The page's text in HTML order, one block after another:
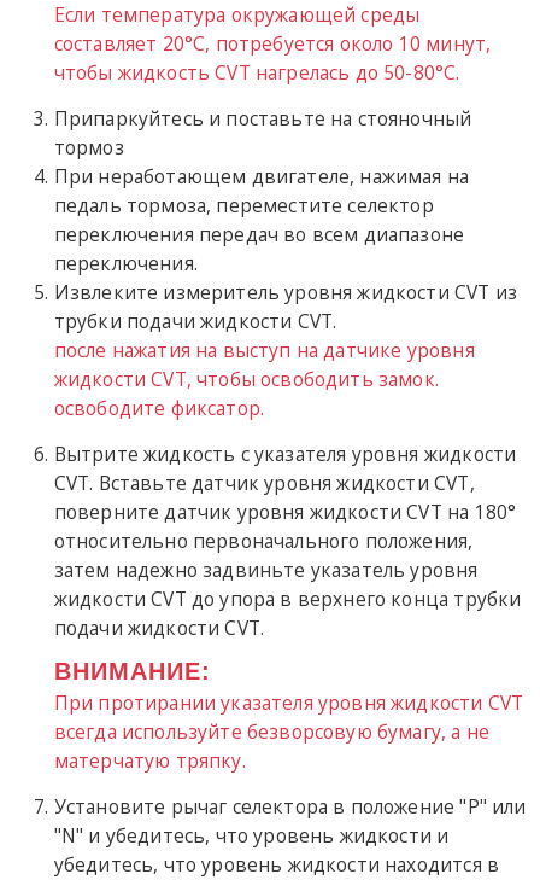
Если температура окружающей среды
составляет 20°C, потребуется около 10 минут,
чтобы жидкость CVT нагрелась до 50-80°C.
Припаркуйтесь и поставьте на стояночный
тормоз
При неработающем двигателе, нажимая на
педаль тормоза, переместите селектор
переключения передач во всем диапазоне
переключения.
Извлеките измеритель уровня жидкости CVT из
трубки подачи жидкости CVT.
после нажатия на выступ на датчике уровня
жидкости CVT, чтобы освободить замок.
освободите фиксатор.
Вытрите жидкость с указателя уровня жидкости
CVT. Вставьте датчик уровня жидкости CVT,
поверните датчик уровня жидкости CVT на 180°
относительно первоначального положения,
затем надежно задвиньте указатель уровня
жидкости CVT до упора в верхнего конца трубки
подачи жидкости CVT.
ВНИМАНИЕ:
При протирании указателя уровня жидкости CVT
всегда используйте безворсовую бумагу, а не
матерчатую тряпку.
Установите рычаг селектора в положение "P" или
"N" и убедитесь, что уровень жидкости и
убедитесь, что уровень жидкости находится в